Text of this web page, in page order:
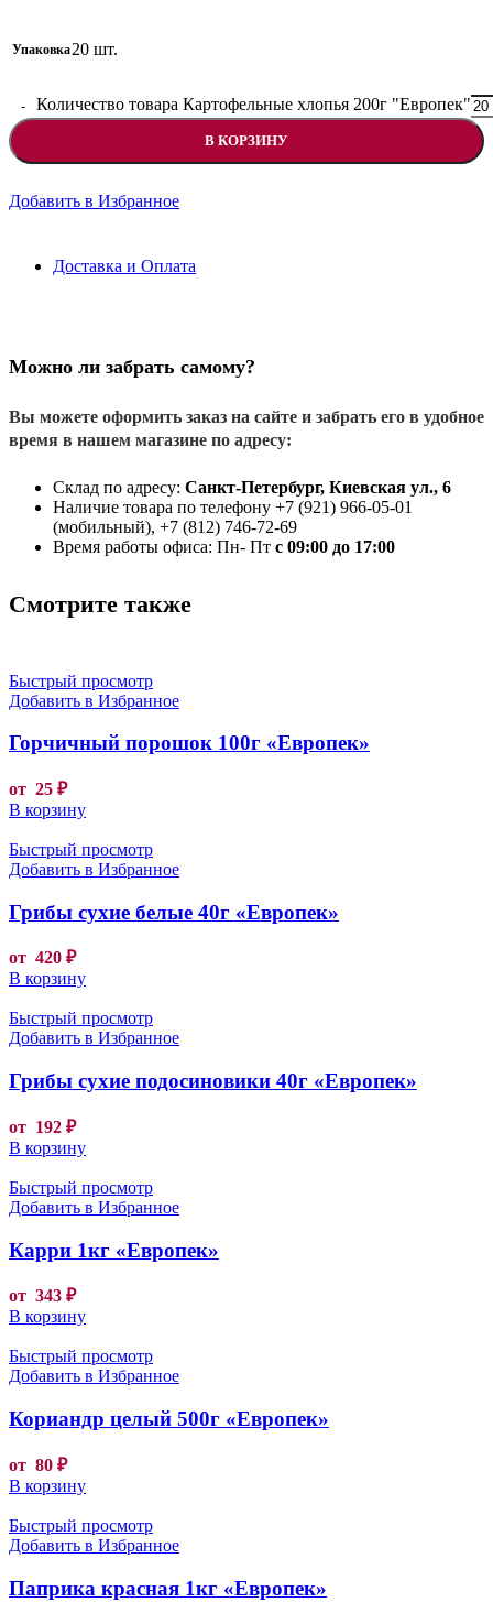
Упаковка20 шт.
Количество товара Картофельные хлопья 200г "Европек"
В КОРЗИНУ
Добавить в Избранное
Доставка и Оплата
Можно ли забрать самому?
Вы можете оформить заказ на сайте и забрать его в удобное
время в нашем магазине по адресу:
Склад по адресу: Санкт-Петербург, Киевская ул., 6
Наличие товара по телефону +7 (921) 966-05-01
(мобильный), +7 (812) 746-72-69
Время работы офиса: Пн- Пт с 09:00 до 17:00
Смотрите также
Быстрый просмотр
Добавить в Избранное
Горчичный порошок 100г «Европек»
от 25 ₽
В корзину
Быстрый просмотр
Добавить в Избранное
Грибы сухие белые 40г «Европек»
от 420 ₽
В корзину
Быстрый просмотр
Добавить в Избранное
Грибы сухие подосиновики 40г «Европек»
от 192 ₽
В корзину
Быстрый просмотр
Добавить в Избранное
Карри 1кг «Европек»
от 343 ₽
В корзину
Быстрый просмотр
Добавить в Избранное
Кориандр целый 500г «Европек»
от 80 ₽
В корзину
Быстрый просмотр
Добавить в Избранное
Паприка красная 1кг «Европек»